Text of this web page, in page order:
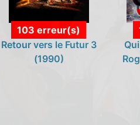
103 erreur(s)
Retour vers le Futur 3
(1990)